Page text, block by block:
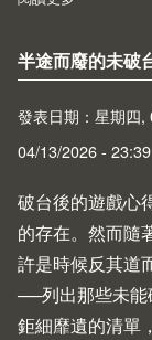
半途而廢的未破
發表日期：星期四
04/13/2026 - 23:39
破台後的遊戲心
的存在。然而隨
許是時候反其道
──列出那些未能
鉅細靡遺的清單